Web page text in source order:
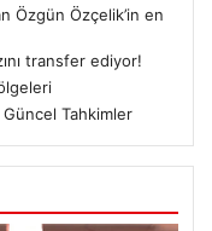
Özgün Özçelik’in en
transfer ediyor!
Güncel Tahkimler